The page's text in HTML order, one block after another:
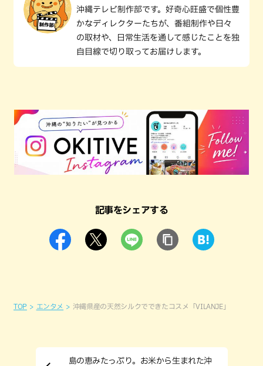
沖縄テレビ制作部です。好奇心旺盛で個性豊
かなディレクターたちが、番組制作や日々
の取材や、日常生活を通して感じたことを独
自目線で切り取ってお届けします。
記事をシェアする
TOP エンタメ 沖縄県産の天然シルクでできたコスメ「VILANJE」
島の恵みたっぷり。お米から生まれた沖